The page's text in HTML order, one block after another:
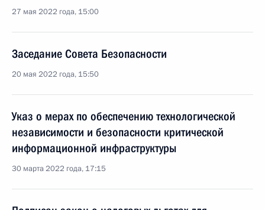
27 мая 2022 года, 15:00
Заседание Совета Безопасности
20 мая 2022 года, 15:50
Указ о мерах по обеспечению технологической
независимости и безопасности критической
информационной инфраструктуры
30 марта 2022 года, 17:15